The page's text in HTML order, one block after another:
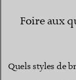
Foire aux
Quels styles de